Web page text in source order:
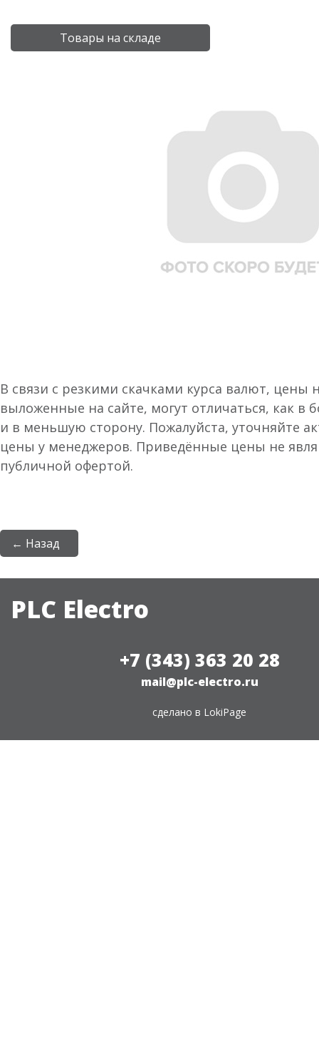
Товары на складе
В связи с резкими скачками курса валют, цены
выложенные на сайте, могут отличаться, как в
и в меньшую сторону. Пожалуйста, уточняйте
цены у менеджеров. Приведённые цены не
публичной офертой.
← Назад
PLC Electro
+7 (343) 363 20 28
mail@plc-electro.ru
сделано в LokiPage